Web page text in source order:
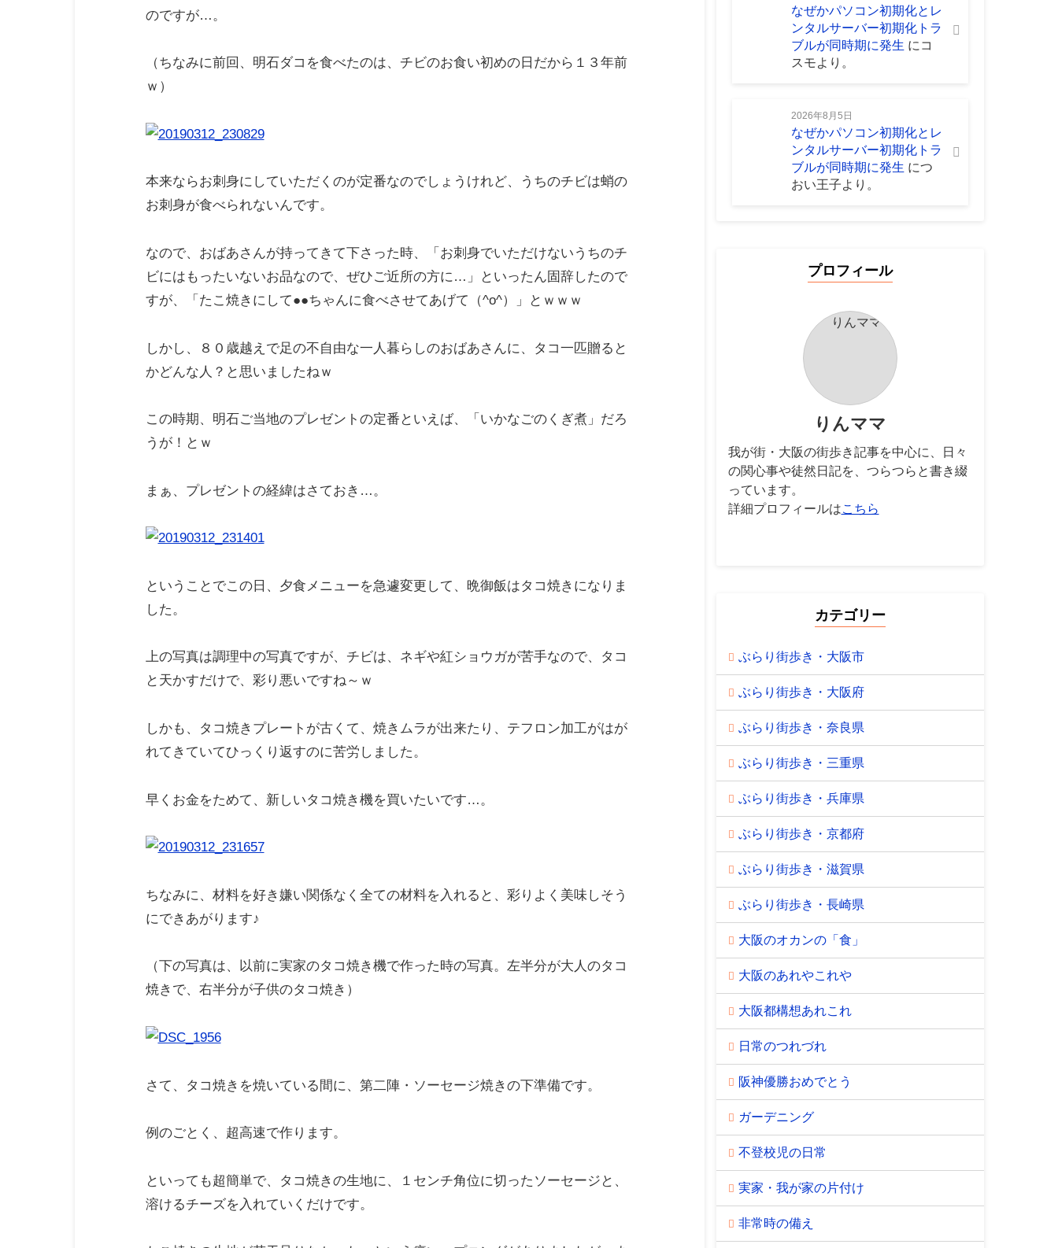
のですが…。
（ちなみに前回、明石ダコを食べたのは、チビのお食い初めの日だから１３年前
ｗ）
本来ならお刺身にしていただくのが定番なのでしょうけれど、うちのチビは蛸の
お刺身が食べられないんです。
なので、おばあさんが持ってきて下さった時、「お刺身でいただけないうちのチ
ビにはもったいないお品なので、ぜひご近所の方に…」といったん固辞したので
すが、「たこ焼きにして●●ちゃんに食べさせてあげて（^o^）」とｗｗｗ
しかし、８０歳越えで足の不自由な一人暮らしのおばあさんに、タコ一匹贈ると
かどんな人？と思いましたねｗ
この時期、明石ご当地のプレゼントの定番といえば、「いかなごのくぎ煮」だろ
うが！とｗ
まぁ、プレゼントの経緯はさておき…。
ということでこの日、夕食メニューを急遽変更して、晩御飯はタコ焼きになりま
した。
上の写真は調理中の写真ですが、チビは、ネギや紅ショウガが苦手なので、タコ
と天かすだけで、彩り悪いですね～ｗ
しかも、タコ焼きプレートが古くて、焼きムラが出来たり、テフロン加工がはが
れてきていてひっくり返すのに苦労しました。
早くお金をためて、新しいタコ焼き機を買いたいです…。
ちなみに、材料を好き嫌い関係なく全ての材料を入れると、彩りよく美味しそう
にできあがります♪
（下の写真は、以前に実家のタコ焼き機で作った時の写真。左半分が大人のタコ
焼きで、右半分が子供のタコ焼き）
さて、タコ焼きを焼いている間に、第二陣・ソーセージ焼きの下準備です。
例のごとく、超高速で作ります。
といっても超簡単で、タコ焼きの生地に、１センチ角位に切ったソーセージと、
溶けるチーズを入れていくだけです。
なぜかパソコン初期化とレ
ンタルサーバー初期化トラ
ブルが同時期に発生 に コ
スモより。
2026年8月5日
なぜかパソコン初期化とレ
ンタルサーバー初期化トラ
ブルが同時期に発生 につ
おい王子より。
プロフィール
りんママ
我が街・大阪の街歩き記事を中心に、日々
の関心事や徒然日記を、つらつらと書き綴
っています。
詳細プロフィールはこちら
カテゴリー
ぶらり街歩き・大阪市
ぶらり街歩き・大阪府
ぶらり街歩き・奈良県
ぶらり街歩き・三重県
ぶらり街歩き・兵庫県
ぶらり街歩き・京都府
ぶらり街歩き・滋賀県
ぶらり街歩き・長崎県
大阪のオカンの「食」
大阪のあれやこれや
大阪都構想あれこれ
日常のつれづれ
阪神優勝おめでとう
ガーデニング
不登校児の日常
実家・我が家の片付け
非常時の備え